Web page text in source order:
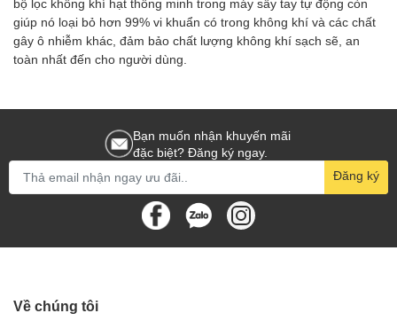
giúp nó loại bỏ hơn 99% vi khuẩn có trong không khí và các chất
gây ô nhiễm khác, đảm bảo chất lượng không khí sạch sẽ, an
toàn nhất đến cho người dùng.
Bạn muốn nhận khuyến mãi
đặc biệt? Đăng ký ngay.
Đăng ký
Về chúng tôi